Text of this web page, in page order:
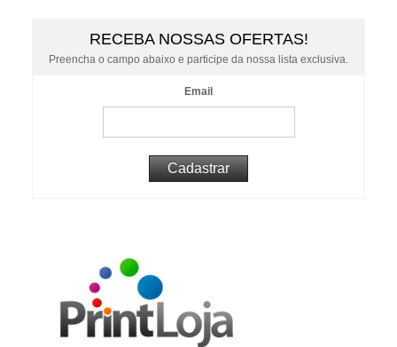
RECEBA NOSSAS OFERTAS!
Preencha o campo abaixo e participe da nossa lista exclusiva.
Email